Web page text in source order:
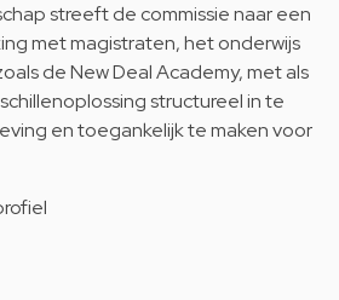
streeft de commissie naar een
met magistraten, het onderwijs
de New Deal Academy, met als
structureel in te
en toegankelijk te maken voor